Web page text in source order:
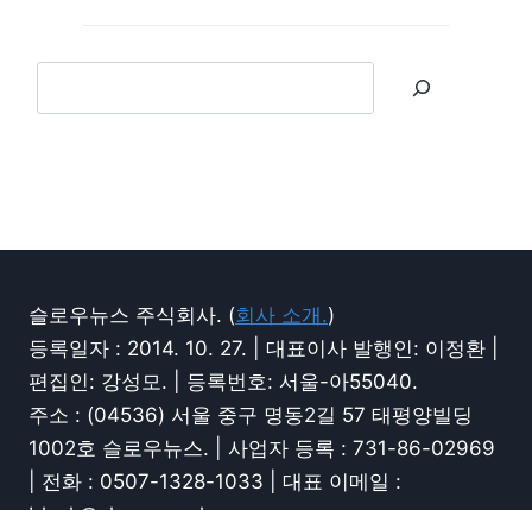
슬로우뉴스 주식회사. (회사 소개.)
등록일자 : 2014. 10. 27. | 대표이사 발행인: 이정환 |
편집인: 강성모. | 등록번호: 서울-아55040.
주소 : (04536) 서울 중구 명동2길 57 태평양빌딩
1002호 슬로우뉴스. | 사업자 등록 : 731-86-02969
| 전화 : 0507-1328-1033 | 대표 이메일 :